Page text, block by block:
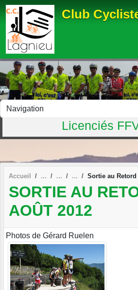
Club
Licenciés
Accueil Sortie au Retord
SORTIE AU
AOÛT 2012
Photos de Gérard Ruelen
Panneau de gestion des cookies